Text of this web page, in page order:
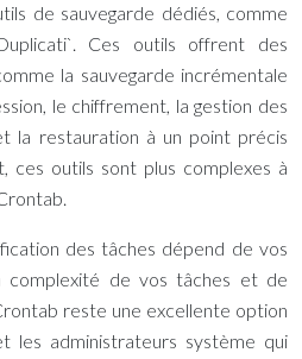
de sauvegarde dédiés, comme
Ces outils offrent des
la sauvegarde incrémentale
le chiffrement, la gestion des
la restauration à un point précis
ces outils sont plus complexes à
des tâches dépend de vos
complexité de vos tâches et de
reste une excellente option
les administrateurs système qui